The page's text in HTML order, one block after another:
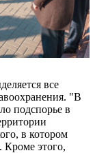
все
"В
подспорье в
в котором
Кроме этого,